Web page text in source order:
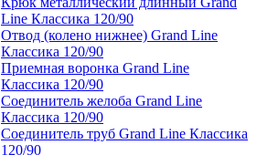
Line Классика 120/90
Отвод (колено нижнее) Grand Line
Классика 120/90
Приемная воронка Grand Line
Классика 120/90
Соединитель желоба Grand Line
Классика 120/90
Соединитель труб Grand Line Классика
120/90